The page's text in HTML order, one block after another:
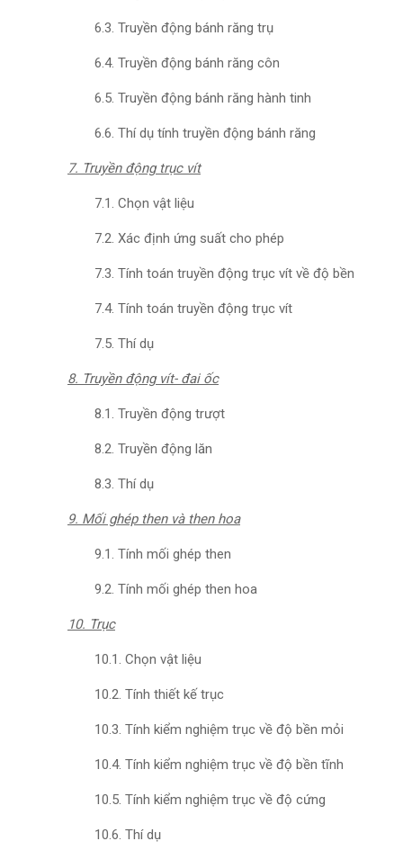
6.3. Truyền động bánh răng trụ
6.4. Truyền động bánh răng côn
6.5. Truyền động bánh răng hành tinh
6.6. Thí dụ tính truyền động bánh răng
7. Truyền động trục vít
7.1. Chọn vật liệu
7.2. Xác định ứng suất cho phép
7.3. Tính toán truyền động trục vít về độ bền
7.4. Tính toán truyền động trục vít
7.5. Thí dụ
8. Truyền động vít- đai ốc
8.1. Truyền động trượt
8.2. Truyền động lăn
8.3. Thí dụ
9. Mối ghép then và then hoa
9.1. Tính mối ghép then
9.2. Tính mối ghép then hoa
10. Trục
10.1. Chọn vật liệu
10.2. Tính thiết kế trục
10.3. Tính kiểm nghiệm trục về độ bền mỏi
10.4. Tính kiểm nghiệm trục về độ bền tĩnh
10.5. Tính kiểm nghiệm trục về độ cứng
10.6. Thí dụ